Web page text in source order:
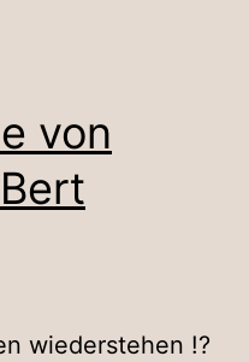
von
wiederstehen !?